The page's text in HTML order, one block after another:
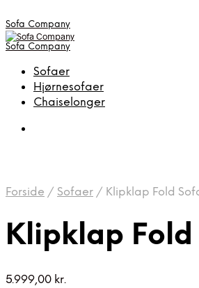
Sofa Company
Sofa Company
Sofaer
Hjørnesofaer
Chaiselonger
Forside / Sofaer / Klipklap Fold
Klipklap Fold
5.999,00 kr.